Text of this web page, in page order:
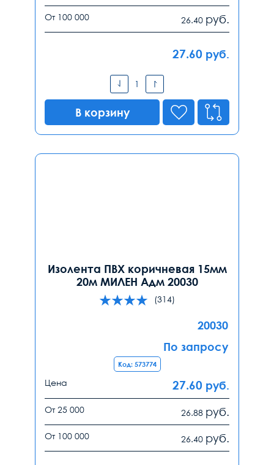
От 100 000 26.40 руб.
27.60 руб.
В корзину
Изолента ПВХ коричневая 15мм
20м МИЛЕН Адм 20030
(314)
20030
По запросу
Код: 573774
Цена 27.60 руб.
От 25 000 26.88 руб.
От 100 000 26.40 руб.